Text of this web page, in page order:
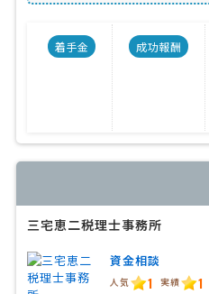
着手金 成功報酬
三宅恵二税理士事務所
資金相談
人気 1 実績 1